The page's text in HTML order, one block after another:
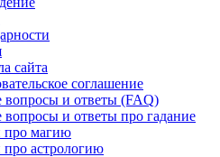
сайта
соглашение
вопросы и ответы (FAQ)
вопросы и ответы про гадание
про магию
про астрологию